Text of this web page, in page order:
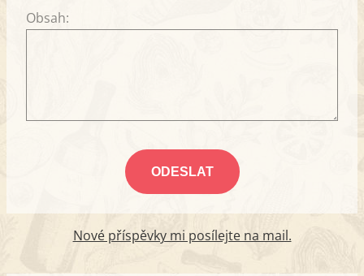
Obsah:
Nové příspěvky mi posílejte na mail.